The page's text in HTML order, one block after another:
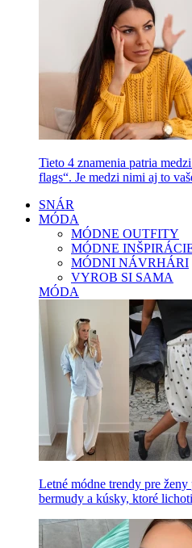
Tieto 4 znamenia patria
flags“. Je medzi nimi aj to
SNÁR
MÓDA
MÓDNE OUTFITY
MÓDNE
MÓDNI NÁVRHÁRI
VYROB SI SAMA
MÓDA
Letné módne trendy pre
bermudy a kúsky, ktoré